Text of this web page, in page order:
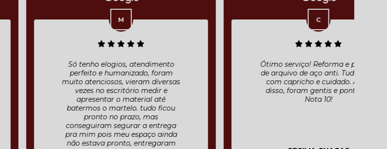
Só tenho elogios, atendimento
perfeito e humanizado, foram
muito atenciosos, vieram diversas
vezes no escritório medir e
apresentar o material até
batermos o martelo. tudo ficou
pronto no prazo, mas
conseguiram segurar a entrega
pra mim pois meu espaço ainda
não estava pronto, entregaram
Ótimo serviço! Reforma e pintura
de arquivo de aço anti. Tudo feito
com capricho e cuidado. Além
disso, foram gentis e pontuais.